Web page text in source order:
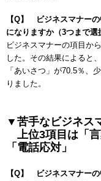
【Q】 ビジネスマナーの
になりますか（3つまで選
ビジネスマナーの項目か
した。その結果によると
「あいさつ」が70.5％、
りました。
▼苦手なビジネス
上位3項目は「
「電話応対」
【Q】 ビジネスマナーの